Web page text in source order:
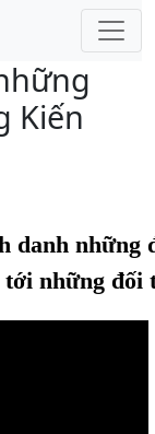
Kiến
danh
những đối